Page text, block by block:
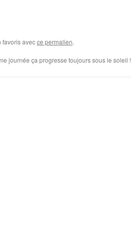
favoris avecce permalien.
journée ça progresse toujours sous le soleil !